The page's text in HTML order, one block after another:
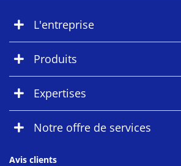
L'entreprise
Produits
Expertises
Notre offre de services
Avis clients